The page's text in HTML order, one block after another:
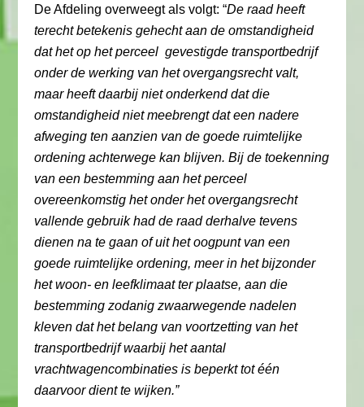
De Afdeling overweegt als volgt: “De raad heeft
terecht betekenis gehecht aan de omstandigheid
dat het op het perceel gevestigde transportbedrijf
onder de werking van het overgangsrecht valt,
maar heeft daarbij niet onderkend dat die
omstandigheid niet meebrengt dat een nadere
afweging ten aanzien van de goede ruimtelijke
ordening achterwege kan blijven. Bij de toekenning
van een bestemming aan het perceel
overeenkomstig het onder het overgangsrecht
vallende gebruik had de raad derhalve tevens
dienen na te gaan of uit het oogpunt van een
goede ruimtelijke ordening, meer in het bijzonder
het woon- en leefklimaat ter plaatse, aan die
bestemming zodanig zwaarwegende nadelen
kleven dat het belang van voortzetting van het
transportbedrijf waarbij het aantal
vrachtwagencombinaties is beperkt tot één
daarvoor dient te wijken.”